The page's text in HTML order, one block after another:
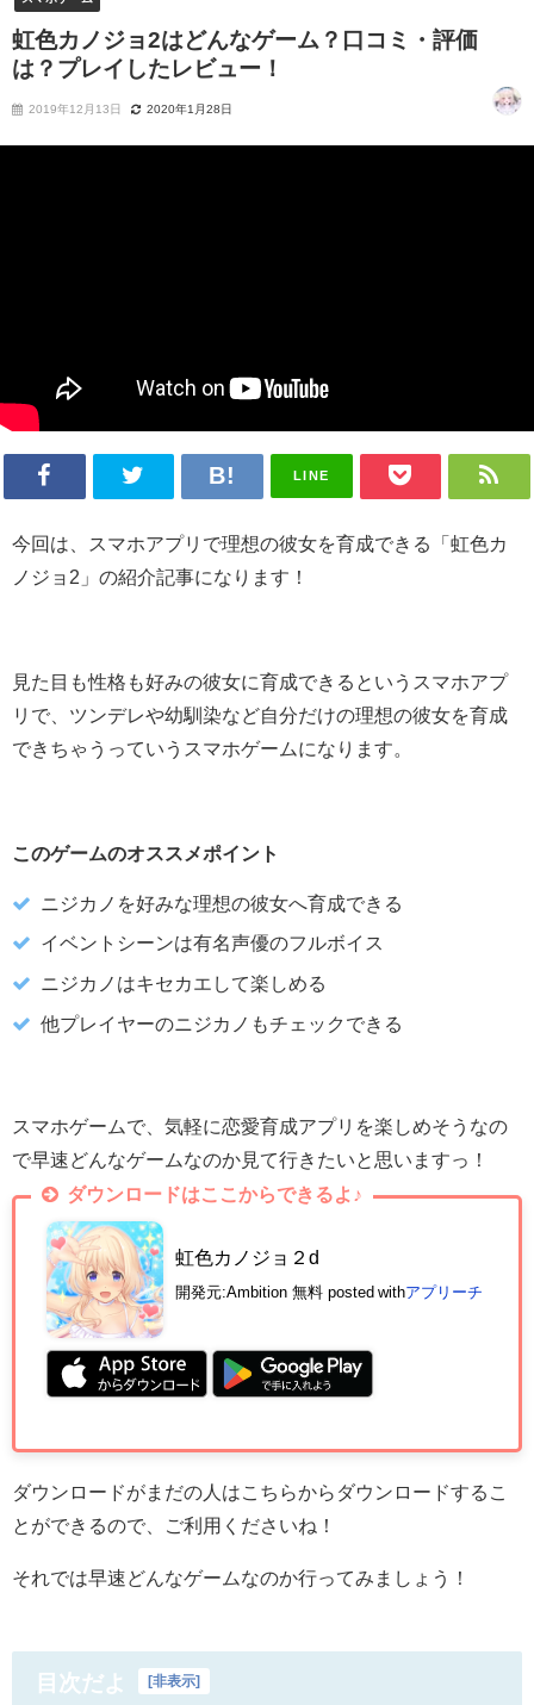
虹色カノジョ2はどんなゲーム？口コミ・評価
は？プレイしたレビュー！
2019年12月13日 2020年1月28日
LINE
今回は、スマホアプリで理想の彼女を育成できる「虹色カ
ノジョ2」の紹介記事になります！
見た目も性格も好みの彼女に育成できるというスマホアプ
リで、ツンデレや幼馴染など自分だけの理想の彼女を育成
できちゃうっていうスマホゲームになります。
このゲームのオススメポイント
ニジカノを好みな理想の彼女へ育成できる
イベントシーンは有名声優のフルボイス
ニジカノはキセカエして楽しめる
他プレイヤーのニジカノもチェックできる
スマホゲームで、気軽に恋愛育成アプリを楽しめそうなの
で早速どんなゲームなのか見て行きたいと思いますっ！
ダウンロードはここからできるよ♪
虹色カノジョ２d
開発元:Ambition 無料 posted withアプリーチ
ダウンロードがまだの人はこちらからダウンロードするこ
とができるので、ご利用くださいね！
それでは早速どんなゲームなのか行ってみましょう！
目次だよ 非表示